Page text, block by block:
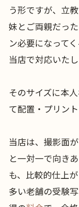
う形ですが、立
妹とご両親だっ
ン必要になって
当店で対応いたし
そのサイズに本
て配置・プリン
当店は、撮影面
と一対一で向き
も、比較的仕上
多い老舗の受験